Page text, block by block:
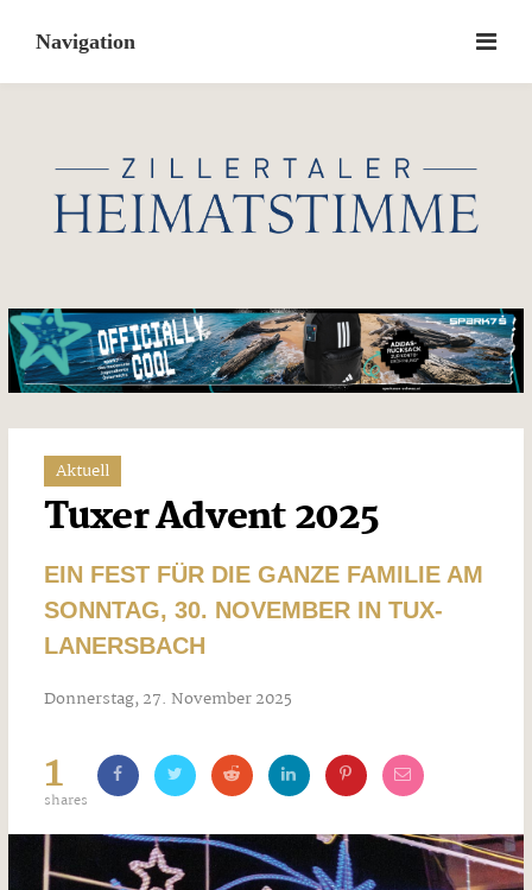
content
Aktuell
Tuxer Advent 2025
EIN FEST FÜR DIE GANZE FAMILIE AM
SONNTAG, 30. NOVEMBER IN TUX-
LANERSBACH
Donnerstag, 27. November 2025
1
shares